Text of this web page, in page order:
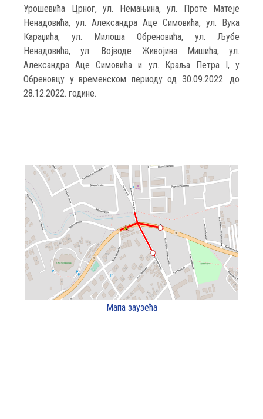
Урошевића Црног, ул. Немањина, ул. Проте Матеје
Ненадовића, ул. Александра Аце Симовића, ул. Вука
Караџића, ул. Милоша Обреновића, ул. Љубе
Ненадовића, ул. Војводе Живојина Мишића, ул.
Александра Аце Симовића и ул. Краља Петра I, у
Обреновцу у временском периоду од 30.09.2022. до
28.12.2022. године.
Мапа заузећа